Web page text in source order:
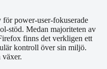
power-user-fokuserade
stöd. Medan majoriteten av
finns det verkligen ett
kontroll över sin miljö.